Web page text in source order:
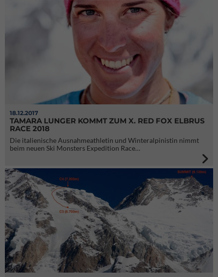
18.12.2017
TAMARA LUNGER KOMMT ZUM X. RED FOX ELBRUS
RACE 2018
Die italienische Ausnahmeathletin und Winteralpinistin nimmt
beim neuen Ski Monsters Expedition Race…